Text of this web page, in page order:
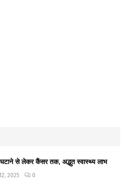
से लेकर कैंसर तक, अद्भुत स्वास्थ्य लाभ
2025 0